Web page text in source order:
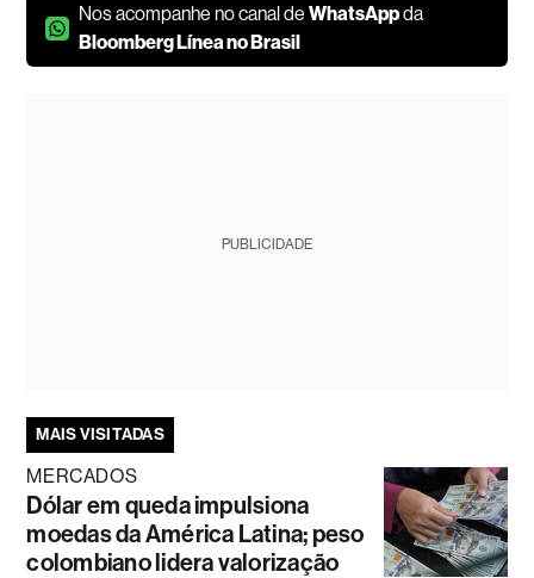
Nos acompanhe no canal deWhatsAppda
Bloomberg Línea no Brasil
PUBLICIDADE
MAIS VISITADAS
MERCADOS
Dólar em queda impulsiona
moedas da América Latina; peso
colombiano lidera valorização